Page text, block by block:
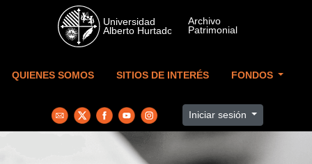
Skip to main content
QUIENES SOMOS SITIOS DE INTERÉS FONDOS
Iniciar sesión